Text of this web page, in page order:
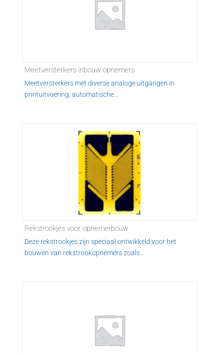
Meetversterkers inbouw opnemers
Meetversterkers met diverse analoge uitgangen in
printuitvoering; automatische...
Rekstrookjes voor opnemerbouw
Deze rekstrookjes zijn speciaal ontwikkeld voor het
bouwen van rekstrookopnemers zoals...